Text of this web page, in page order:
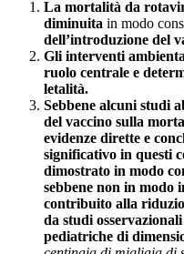
La mortalità da
diminuita in modo
dell’introduzione del
Gli interventi
ruolo centrale e
letalità.
Sebbene alcuni studi
del vaccino sulla
evidenze dirette e
significativo in questi
dimostrato in modo
sebbene non in modo
contribuito alla
da studi
pediatriche di